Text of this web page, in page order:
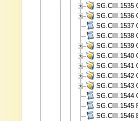
SG.CIII.1535
SG.CIII.1536
SG.CIII.1537
SG.CIII.1538
SG.CIII.1539
SG.CIII.1540
SG.CIII.1541
SG.CIII.1542
SG.CIII.1543
SG.CIII.1544
SG.CIII.1545
SG.CIII.1546